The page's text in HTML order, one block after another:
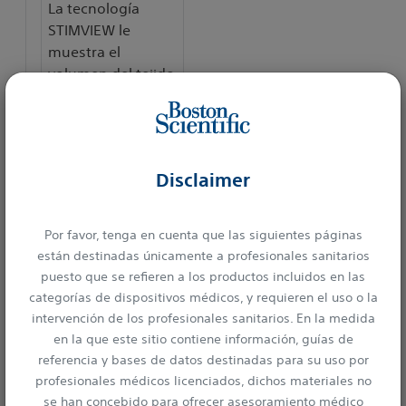
Disclaimer
Por favor, tenga en cuenta que las siguientes páginas
están destinadas únicamente a profesionales sanitarios
puesto que se refieren a los productos incluidos en las
categorías de dispositivos médicos, y requieren el uso o la
intervención de los profesionales sanitarios. En la medida
en la que este sitio contiene información, guías de
referencia y bases de datos destinadas para su uso por
profesionales médicos licenciados, dichos materiales no
se han concebido para ofrecer asesoramiento médico
La tecnología
STIMVIEW le
muestra el
volumen del tejido
activado para una
configuración de
determinada.. Esta
como el modelo
del campo de
estimulación.
Los botones de un
solo click hacen
que la
programación sea